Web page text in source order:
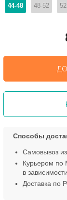
44-48 48-52
Способы
Самовывоз
Курьером по
в
Доставка по